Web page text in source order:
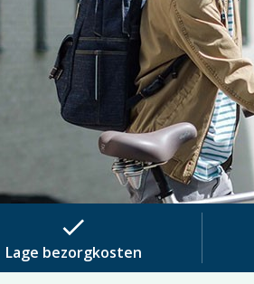
check
Lage bezorgkosten